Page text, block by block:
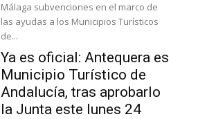
Málaga subvenciones en el marco de
las ayudas a los Municipios Turísticos
de...
Ya es oficial: Antequera es
Municipio Turístico de
Andalucía, tras aprobarlo
la Junta este lunes 24